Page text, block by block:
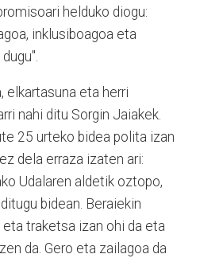
helduko diogu:
inklusiboagoa eta
elkartasuna eta herri
nahi ditu Sorgin Jaiakek.
25 urteko bidea polita izan
dela erraza izaten ari:
Udalaren aldetik oztopo,
bidean. Beraiekin
traketsa izan ohi da eta
da. Gero eta zailagoa da